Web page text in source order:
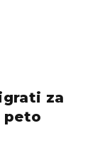
za
peto